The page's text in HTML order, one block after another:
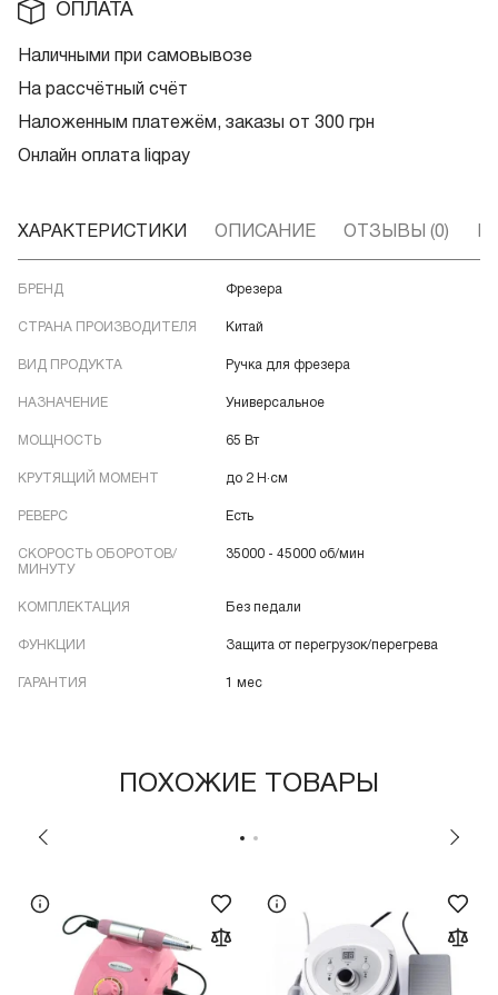
ОПЛАТА
Наличными при самовывозе
На рассчётный счёт
Наложенным платежём, заказы от 300 грн
Онлайн оплата liqpay
ХАРАКТЕРИСТИКИ ОПИСАНИЕ ОТЗЫВЫ (0)
БРЕНД Фрезера
СТРАНА ПРОИЗВОДИТЕЛЯ Китай
ВИД ПРОДУКТА Ручка для фрезера
НАЗНАЧЕНИЕ Универсальное
МОЩНОСТЬ 65 Вт
КРУТЯЩИЙ МОМЕНТ до 2 Н·см
РЕВЕРС Есть
СКОРОСТЬ ОБОРОТОВ/
МИНУТУ
35000 - 45000 об/мин
КОМПЛЕКТАЦИЯ Без педали
ФУНКЦИИ Защита от перегрузок/перегрева
ГАРАНТИЯ 1 мес
ПОХОЖИЕ ТОВАРЫ